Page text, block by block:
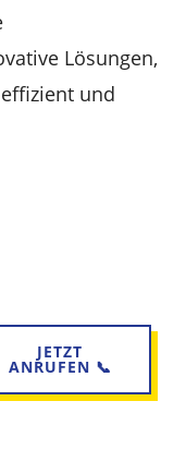
Lösungen,
und
JETZT
ANRUFEN 📞